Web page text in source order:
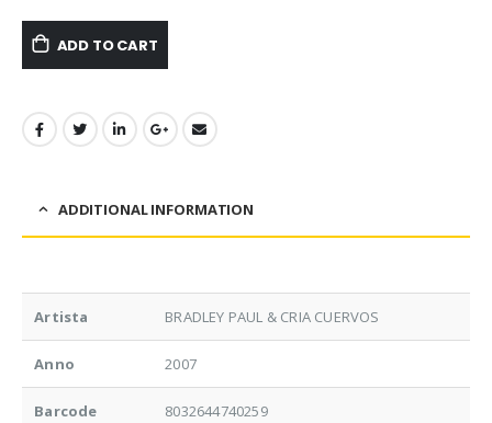
ADD TO CART
ADDITIONAL INFORMATION
Artista BRADLEY PAUL & CRIA CUERVOS
Anno 2007
Barcode 8032644740259